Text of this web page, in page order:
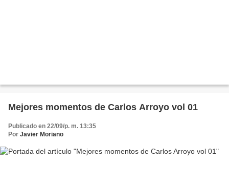
Mejores momentos de Carlos Arroyo vol 01
Publicado en 22/09/p. m. 13:35
Por Javier Moriano